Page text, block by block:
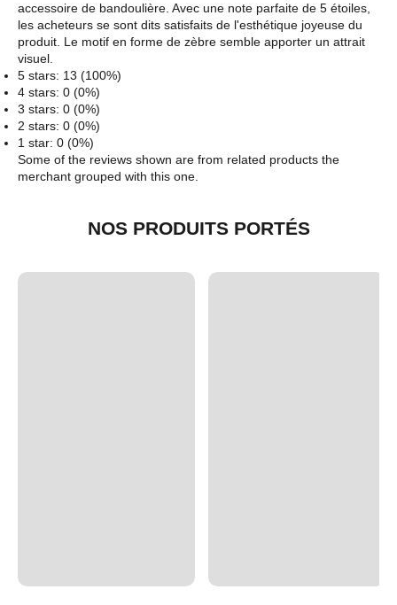
accessoire de bandoulière. Avec une note parfaite de 5 étoiles,
les acheteurs se sont dits satisfaits de l'esthétique joyeuse du
produit. Le motif en forme de zèbre semble apporter un attrait
visuel.
5 stars: 13 (100%)
4 stars: 0 (0%)
3 stars: 0 (0%)
2 stars: 0 (0%)
1 star: 0 (0%)
Some of the reviews shown are from related products the
merchant grouped with this one.
NOS PRODUITS PORTÉS